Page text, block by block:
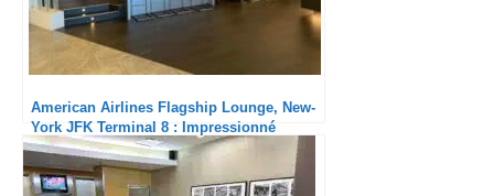
American Airlines Flagship Lounge, New-
York JFK Terminal 8 : Impressionné